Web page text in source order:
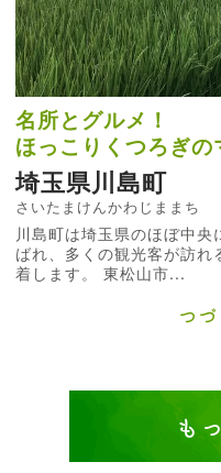
名所とグルメ！
ほっこりくつろぎの
埼玉県川島町
さいたまけんかわじままち
川島町は埼玉県のほぼ中
ばれ、多くの観光客が訪れ
着します。 東松山市...
つ
も